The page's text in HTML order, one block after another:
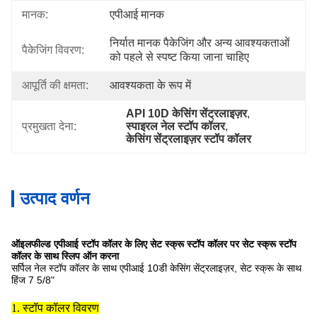
मानक: एपीआई मानक
पैकेजिंग विवरण:
निर्यात मानक पैकेजिंग और अन्य आवश्यकताओं
को पहले से स्पष्ट किया जाना चाहिए
आपूर्ति की क्षमता: आवश्यकता के रूप में
प्रमुखता देना:
API 10D केसिंग सेंट्रलाइज़र,
स्पाइरल नेल स्टॉप कॉलर,
केसिंग सेंट्रलाइज़र स्टॉप कॉलर
उत्पाद वर्णन
ऑइलफील्ड एपीआई स्टॉप कॉलर के लिए सेट स्क्रू स्टॉप कॉलर पर सेट स्क्रू स्टॉप
कॉलर के साथ स्लिप ऑन करना
सर्पिल नेल स्टॉप कॉलर के साथ एपीआई 10डी केसिंग सेंट्रलाइज़र, सेट स्क्रू के साथ
हिंज 7 5/8"
1. स्टॉप कॉलर विवरण